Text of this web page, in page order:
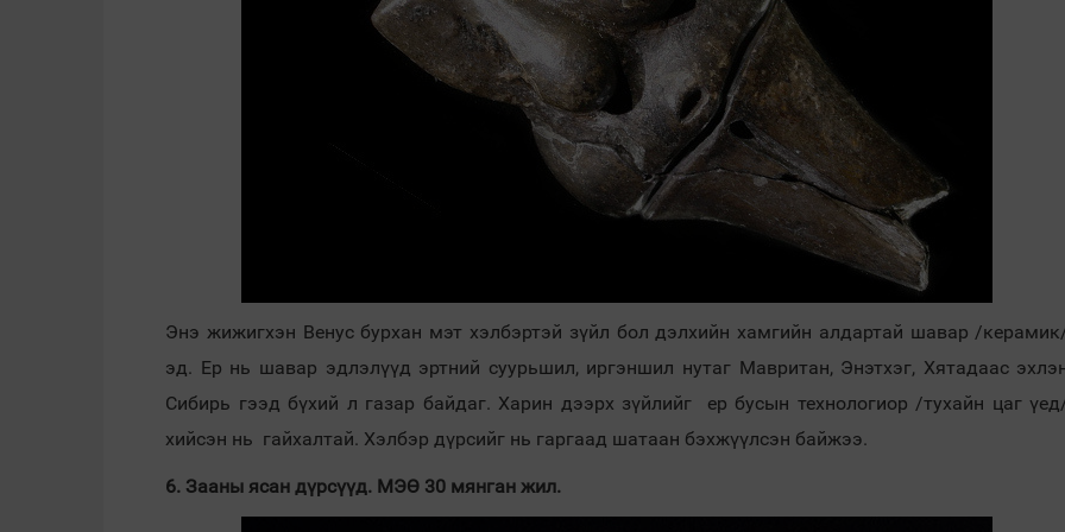
Энэ жижигхэн Венус бурхан мэт хэлбэртэй зүйл бол дэлхийн хамгийн алдартай шавар /
эд. Ер нь шавар эдлэлүүд эртний суурьшил, иргэншил нутаг Мавритан, Энэтхэг, Хятадаас
Сибирь гээд бүхий л газар байдаг. Харин дээрх зүйлийг ер бусын технологиор /тухайн цаг
хийсэн нь гайхалтай. Хэлбэр дүрсийг нь гаргаад шатаан бэхжүүлсэн байжээ.
6. Зааны ясан дүрсүүд. МЭӨ 30 мянган жил.